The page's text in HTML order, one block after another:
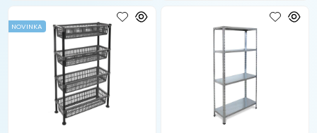
NOVINKA